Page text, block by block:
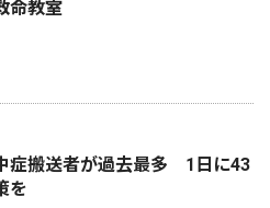
命教室
搬送者が過去最多 1日に43
を